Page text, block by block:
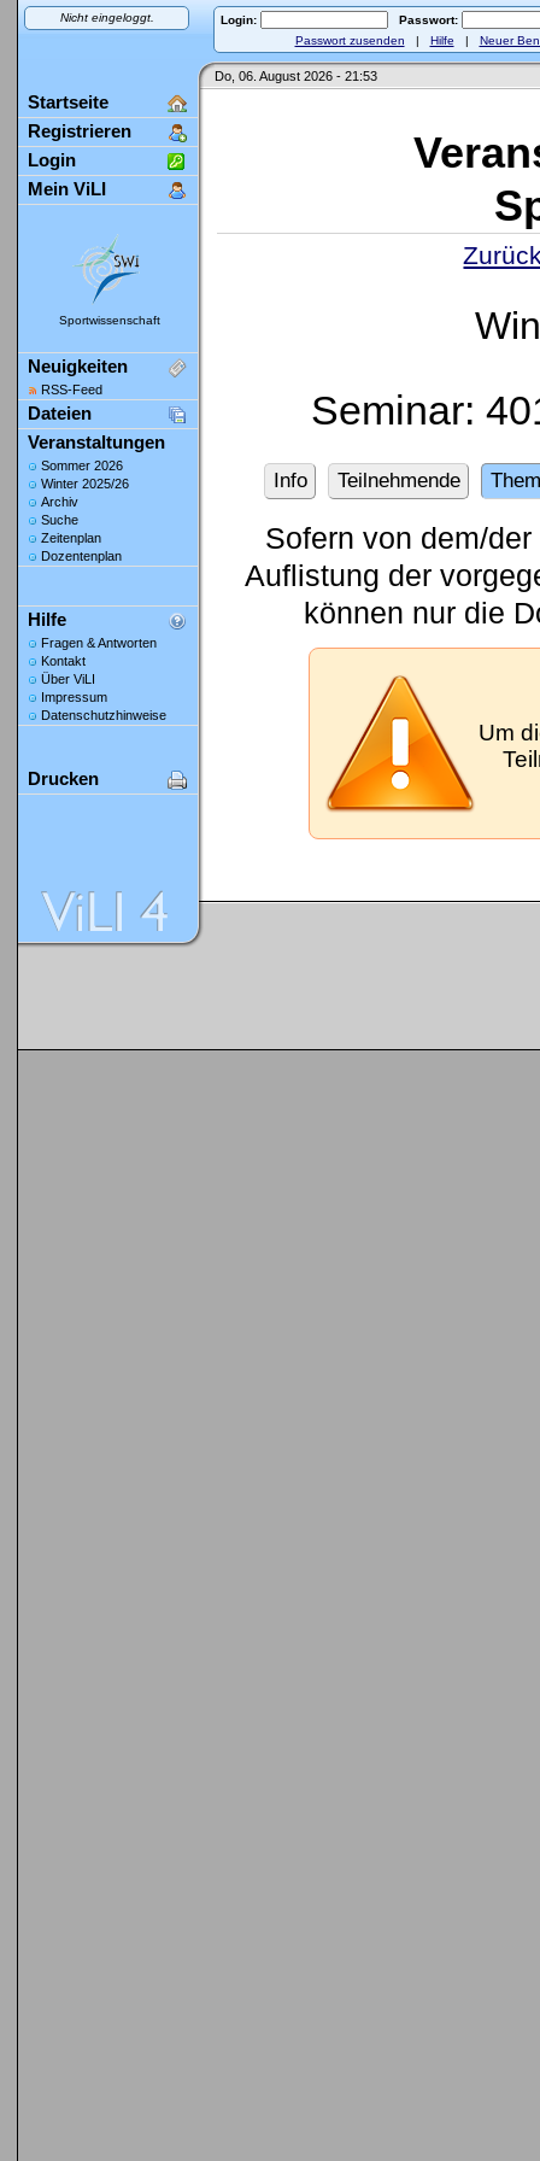
Nicht eingeloggt. Login:
Passwort:
Passwort zusenden | Hilfe | Neuer
Do, 06. August 2026 - 21:53
Startseite
Registrieren
Login
Mein ViLI
Sportwissenschaft
Neuigkeiten
RSS-Feed
Dateien
Veranstaltungen
Sommer 2026
Winter 2025/26
Archiv
Suche
Zeitenplan
Dozentenplan
Hilfe
Fragen & Antworten
Kontakt
Über ViLI
Impressum
Datenschutzhinweise
Drucken
Seminar:
Info Teilnehmende
Sofern von dem/
Auflistung der
können nur die
Um